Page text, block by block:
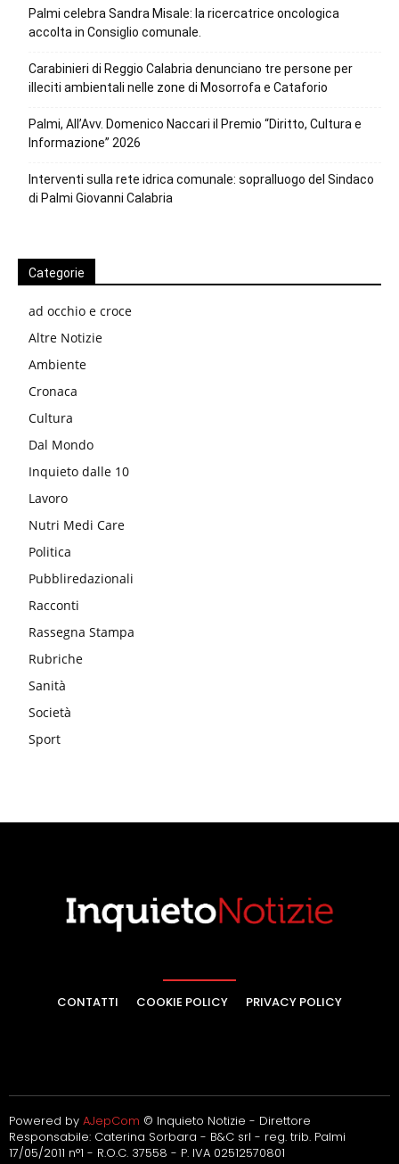
Palmi celebra Sandra Misale: la ricercatrice oncologica
accolta in Consiglio comunale.
Carabinieri di Reggio Calabria denunciano tre persone per
illeciti ambientali nelle zone di Mosorrofa e Cataforio
Palmi, All’Avv. Domenico Naccari il Premio “Diritto, Cultura e
Informazione” 2026
Interventi sulla rete idrica comunale: sopralluogo del Sindaco
di Palmi Giovanni Calabria
Categorie
ad occhio e croce
Altre Notizie
Ambiente
Cronaca
Cultura
Dal Mondo
Inquieto dalle 10
Lavoro
Nutri Medi Care
Politica
Pubbliredazionali
Racconti
Rassegna Stampa
Rubriche
Sanità
Società
Sport
CONTATTI COOKIE POLICY PRIVACY POLICY
Powered by AJepCom © Inquieto Notizie - Direttore
Responsabile: Caterina Sorbara - B&C srl - reg. trib. Palmi
17/05/2011 n°1 - R.O.C. 37558 - P. IVA 02512570801